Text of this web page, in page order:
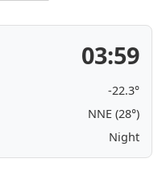
03:59
-22.3°
NNE (28°)
Night